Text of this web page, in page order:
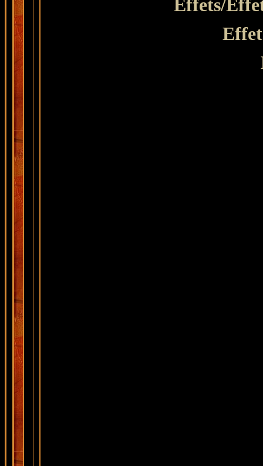
Effets/